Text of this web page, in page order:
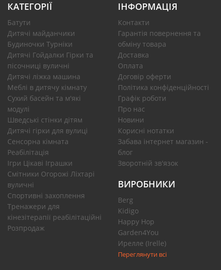
КАТЕГОРІЇ
Батути
Дитячі майданчики
Будиночки Турніки
Дитячі Гойдалки Гірки та
пісочниці вуличні
Дитячі ліжка машина
Меблі в дитячу кімнату
Сухий басейн та м'які
модулі
Шведські стінки дітям
Дитячі гірки для вулиці
Сенсорна кімната
Реабілітація
Ігри Цікаві Іграшки
Смітники Огорожі Ліхтарі
вуличні
Спортивні захоплення
Тренажери для
кінезітерапії реабілітаційні
Розпродаж
ІНФОРМАЦІЯ
Контакти
Гарантія повернення та
обміну товара
Доставка
Оплата
Договір оферти
Політика конфіденційності
Графік роботи
Про нас
Новини
Корисні нотатки
Забава інтернет магазин -
блог
Зворотній зв'язок
ВИРОБНИКИ
Berg
Kidigo
Happy Hop
Garden4You
Ирелле (Irelle)
Переглянути всі